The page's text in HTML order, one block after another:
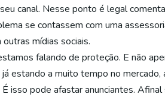
canal. Nesse ponto é legal
se contassem com uma
mídias sociais.
falando de proteção. E não
estando a muito tempo no mercado,
isso pode afastar anunciantes.